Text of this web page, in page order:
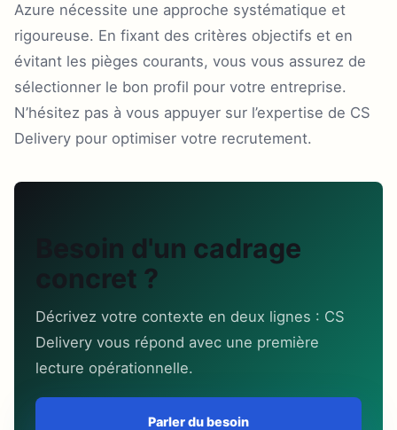
Azure nécessite une approche systématique et
rigoureuse. En fixant des critères objectifs et en
évitant les pièges courants, vous vous assurez de
sélectionner le bon profil pour votre entreprise.
N’hésitez pas à vous appuyer sur l’expertise de CS
Delivery pour optimiser votre recrutement.
Besoin d'un cadrage
concret ?
Décrivez votre contexte en deux lignes : CS
Delivery vous répond avec une première
lecture opérationnelle.
Parler du besoin